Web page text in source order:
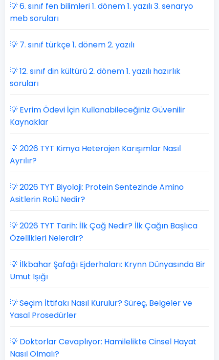
💡 6. sınıf fen bilimleri 1. dönem 1. yazılı 3. senaryo
meb soruları
💡 7. sınıf türkçe 1. dönem 2. yazılı
💡 12. sınıf din kültürü 2. dönem 1. yazılı hazırlık
soruları
💡 Evrim Ödevi İçin Kullanabileceğiniz Güvenilir
Kaynaklar
💡 2026 TYT Kimya Heterojen Karışımlar Nasıl
Ayrılır?
💡 2026 TYT Biyoloji: Protein Sentezinde Amino
Asitlerin Rolü Nedir?
💡 2026 TYT Tarih: İlk Çağ Nedir? İlk Çağın Başlıca
Özellikleri Nelerdir?
💡 İlkbahar Şafağı Ejderhaları: Krynn Dünyasında Bir
Umut Işığı
💡 Seçim İttifakı Nasıl Kurulur? Süreç, Belgeler ve
Yasal Prosedürler
💡 Doktorlar Cevaplıyor: Hamilelikte Cinsel Hayat
Nasıl Olmalı?